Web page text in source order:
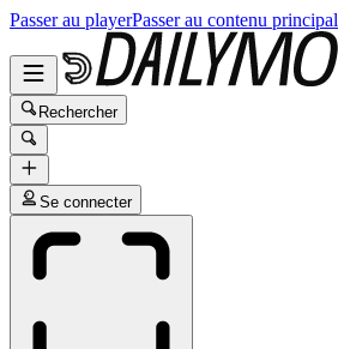
Passer au playerPasser au contenu principal
Rechercher
Se connecter